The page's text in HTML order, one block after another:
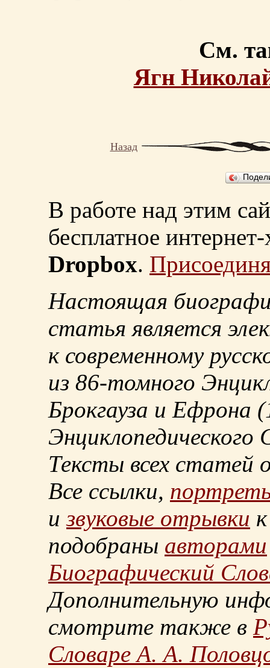
См.
Ягн
Назад
В работе над этим
бесплатное
Dropbox.
Настоящая
статья является
к современному
из 86-томного
Брокгауза и Ефрона
Энциклопедического
Тексты всех статей
Все ссылки,
извуковые отрывки
подобраны авторами
Биографический
Дополнительную
смотрите также в
Словаре А. А.